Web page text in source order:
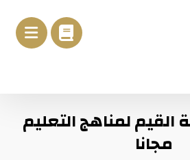
لمناهج التعليم
مجانا